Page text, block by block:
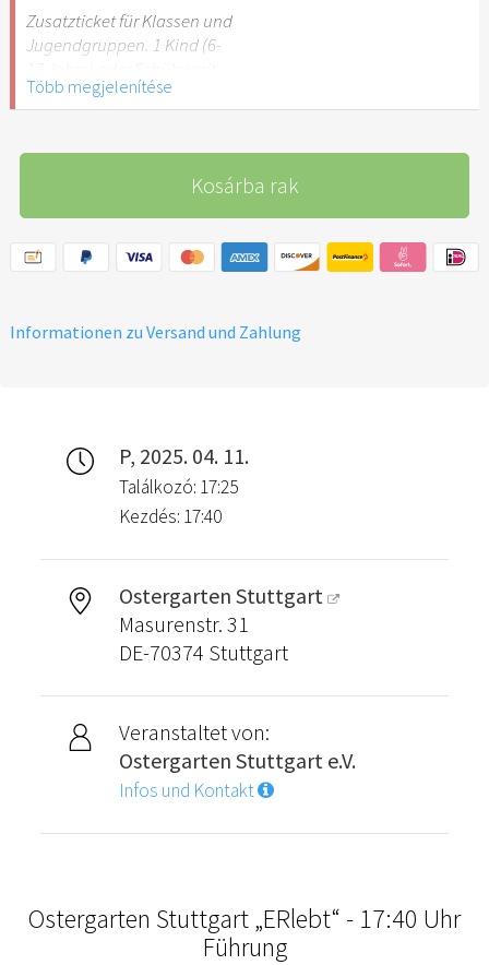
Stuttgart nicht
empfehlenswert.
Zusatzticket für Klassen und
Jugendgruppen. 1 Kind (6-
Schülerausweis.
empfehlenswert.
Több megjelenítése
Kosárba rak
Informationen zu Versand und Zahlung
P, 2025. 04. 11.
Találkozó: 17:25
Kezdés: 17:40
Ostergarten Stuttgart
Masurenstr. 31
DE-70374 Stuttgart
Veranstaltet von:
Ostergarten Stuttgart e.V.
Infos und Kontakt
Ostergarten Stuttgart „ERlebt“ - 17:40 Uhr
Führung